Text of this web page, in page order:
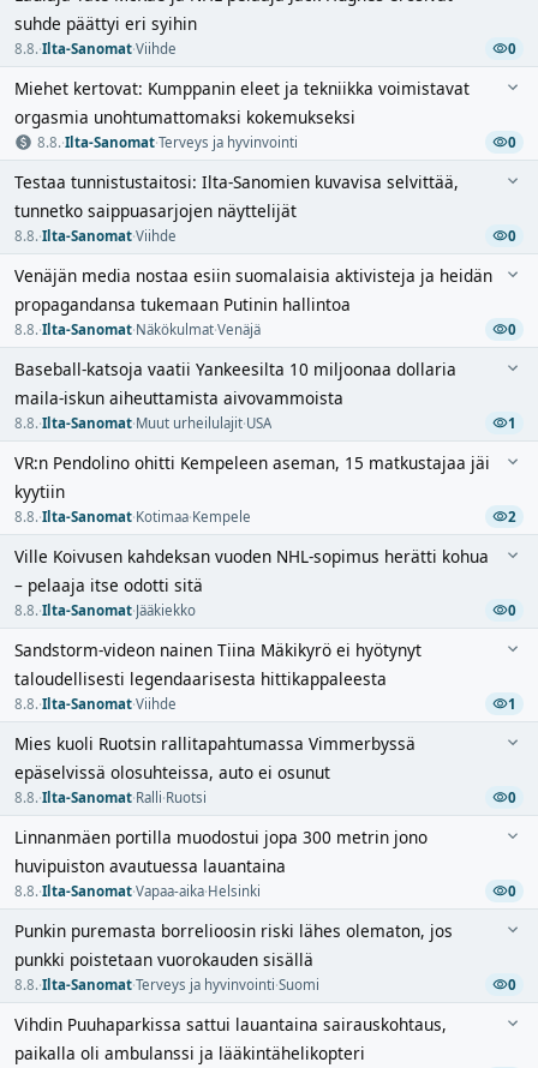
suhde päättyi eri syihin
8.8.·Ilta-Sanomat·Viihde 0
Miehet kertovat: Kumppanin eleet ja tekniikka voimistavat
orgasmia unohtumattomaksi kokemukseksi
8.8.·Ilta-Sanomat·Terveys ja hyvinvointi 0
Testaa tunnistustaitosi: Ilta-Sanomien kuvavisa selvittää,
tunnetko saippuasarjojen näyttelijät
8.8.·Ilta-Sanomat·Viihde 0
Venäjän media nostaa esiin suomalaisia aktivisteja ja heidän
propagandansa tukemaan Putinin hallintoa
8.8.·Ilta-Sanomat·Näkökulmat·Venäjä 0
Baseball-katsoja vaatii Yankeesilta 10 miljoonaa dollaria
maila-iskun aiheuttamista aivovammoista
8.8.·Ilta-Sanomat·Muut urheilulajit·USA 1
VR:n Pendolino ohitti Kempeleen aseman, 15 matkustajaa jäi
kyytiin
8.8.·Ilta-Sanomat·Kotimaa·Kempele 2
Ville Koivusen kahdeksan vuoden NHL-sopimus herätti kohua
– pelaaja itse odotti sitä
8.8.·Ilta-Sanomat·Jääkiekko 0
Sandstorm-videon nainen Tiina Mäkikyrö ei hyötynyt
taloudellisesti legendaarisesta hittikappaleesta
8.8.·Ilta-Sanomat·Viihde 1
Mies kuoli Ruotsin rallitapahtumassa Vimmerbyssä
epäselvissä olosuhteissa, auto ei osunut
8.8.·Ilta-Sanomat·Ralli·Ruotsi 0
Linnanmäen portilla muodostui jopa 300 metrin jono
huvipuiston avautuessa lauantaina
8.8.·Ilta-Sanomat·Vapaa-aika·Helsinki 0
Punkin puremasta borrelioosin riski lähes olematon, jos
punkki poistetaan vuorokauden sisällä
8.8.·Ilta-Sanomat·Terveys ja hyvinvointi·Suomi 0
Vihdin Puuhaparkissa sattui lauantaina sairauskohtaus,
paikalla oli ambulanssi ja lääkintähelikopteri